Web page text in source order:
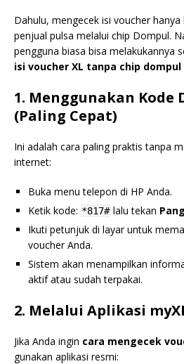
Dahulu, mengecek isi voucher
penjual pulsa melalui chip Dompul.
pengguna biasa bisa melakukannya
isi voucher XL tanpa chip dompul
1. Menggunakan Kode
(Paling Cepat)
Ini adalah cara paling praktis tanpa
internet:
Buka menu telepon di HP Anda.
Ketik kode: *817# lalu tekan
Ikuti petunjuk di layar untuk
voucher Anda.
Sistem akan menampilkan
aktif atau sudah terpakai.
2. Melalui Aplikasi
Jika Anda ingin cara mengecek
gunakan aplikasi resmi: